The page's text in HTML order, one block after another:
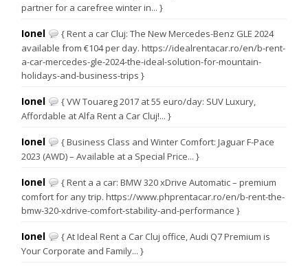
partner for a carefree winter in... }
Ionel
{ Rent a car Cluj: The New Mercedes-Benz GLE 2024
available from €104 per day. https://idealrentacar.ro/en/b-rent-
a-car-mercedes-gle-2024-the-ideal-solution-for-mountain-
holidays-and-business-trips }
Ionel
{ VW Touareg 2017 at 55 euro/day: SUV Luxury,
Affordable at Alfa Rent a Car Cluj!... }
Ionel
{ Business Class and Winter Comfort: Jaguar F-Pace
2023 (AWD) – Available at a Special Price... }
Ionel
{ Rent a a car: BMW 320 xDrive Automatic – premium
comfort for any trip. https://www.phprentacar.ro/en/b-rent-the-
bmw-320-xdrive-comfort-stability-and-performance }
Ionel
{ At Ideal Rent a Car Cluj office, Audi Q7 Premium is
Your Corporate and Family... }